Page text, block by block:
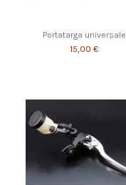
Portatarga universale
15,00 €